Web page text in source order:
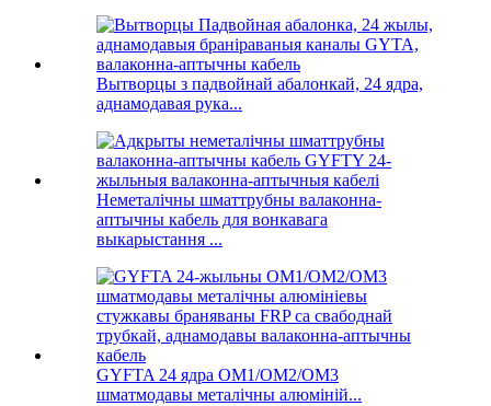
Вытворцы з падвойнай абалонкай, 24 ядра,
аднамодавая рука...
Неметалічны шматтрубны валаконна-
аптычны кабель для вонкавага
выкарыстання ...
GYFTA 24 ядра OM1/OM2/OM3
шматмодавы металічны алюміній...